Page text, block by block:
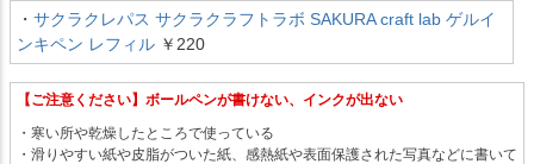
・ サクラクレパス サクラクラフトラボ SAKURA craft lab ゲルイ
ンキペン レフィル ￥220
【ご注意ください】ボールペンが書けない、インクが出ない
・寒い所や乾燥したところで使っている
・滑りやすい紙や皮脂がついた紙、感熱紙や表面保護された写真などに書いて